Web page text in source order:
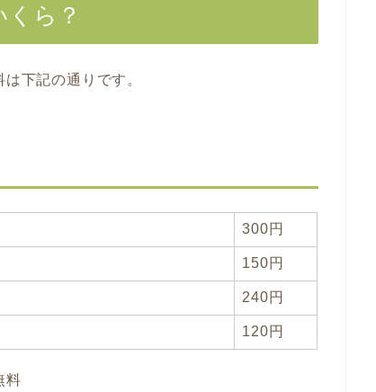
ら？
下記の通りです。
300円
150円
240円
120円
料